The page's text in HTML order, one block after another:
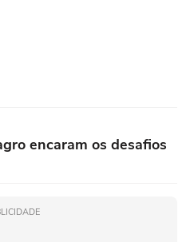
encaram os desafios